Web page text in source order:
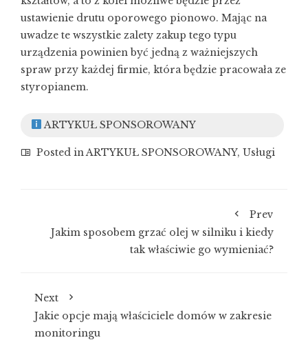
ustawienie drutu oporowego pionowo. Mając na
uwadze te wszystkie zalety zakup tego typu
urządzenia powinien być jedną z ważniejszych
spraw przy każdej firmie, która będzie pracowała ze
styropianem.
ARTYKUŁ SPONSOROWANY
Posted inARTYKUŁ SPONSOROWANY, Usługi
Prev
Jakim sposobem grzać olej w silniku i kiedy
tak właściwie go wymieniać?
Next
Jakie opcje mają właściciele domów w zakresie
monitoringu